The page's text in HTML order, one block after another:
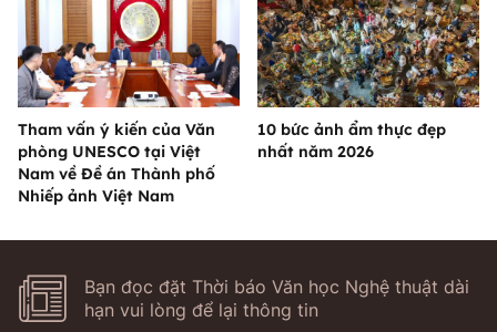
Tham vấn ý kiến của Văn
phòng UNESCO tại Việt
Nam về Đề án Thành phố
Nhiếp ảnh Việt Nam
10 bức ảnh ẩm thực đẹp
nhất năm 2026
Bạn đọc đặt Thời báo Văn học Nghệ thuật dài
hạn vui lòng để lại thông tin